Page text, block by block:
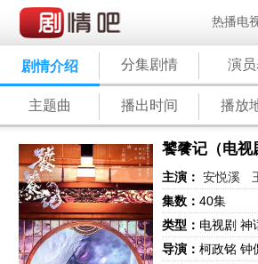
热播电
剧情介绍 分集剧情 演
主题曲 播出时间 播放
饕餮记（电视
主演： 安悦溪
集数：40集
类型： 电视剧 神
导演：柯政铭 钟